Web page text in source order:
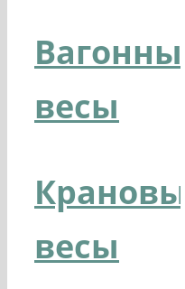
Вагонные
весы
Крановые
весы